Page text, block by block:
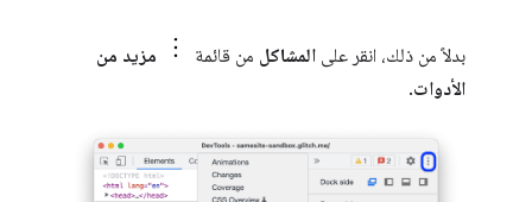
بدلاً من ذلك، انقر على المشاكل من قائمة
مزيد من
الأدوات.